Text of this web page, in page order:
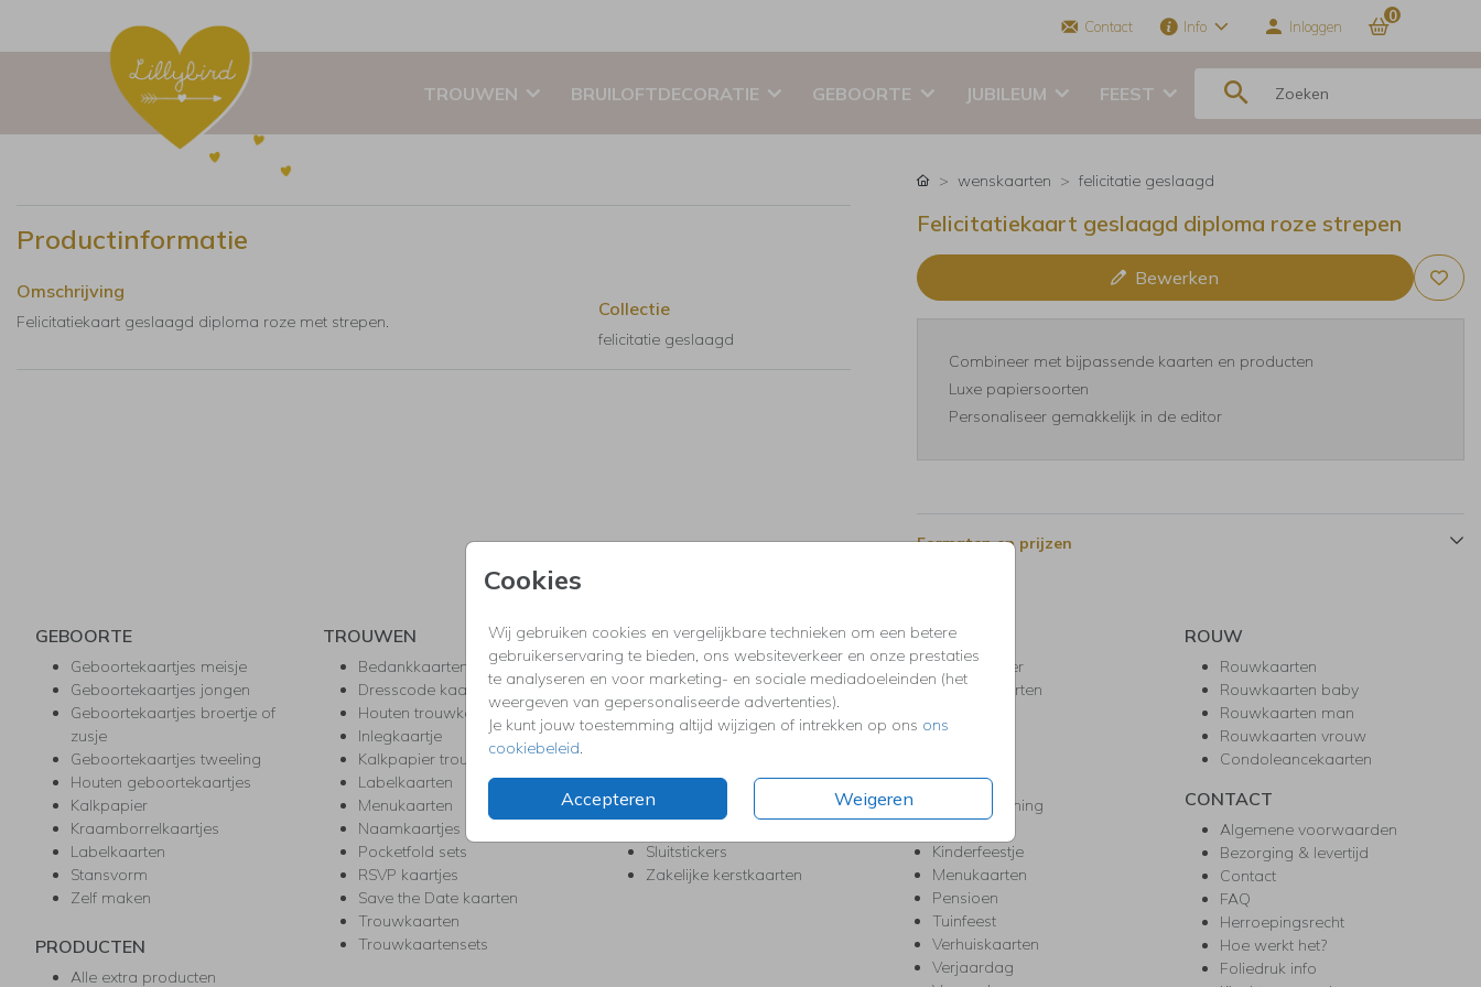
Contact Info Inloggen
0
TROUWEN BRUILOFTDECORATIE GEBOORTE JUBILEUM FEEST
Cookies
Wij gebruiken cookies en vergelijkbare technieken om een betere
gebruikerservaring te bieden, ons websiteverkeer en onze prestaties
te analyseren en voor marketing- en sociale mediadoeleinden (het
weergeven van gepersonaliseerde advertenties).
Je kunt jouw toestemming altijd wijzigen of intrekken op ons ons
cookiebeleid.
Accepteren Weigeren
Productinformatie
Omschrijving
Felicitatiekaart geslaagd diploma roze met strepen.
Collectie
felicitatie geslaagd
wenskaarten felicitatie geslaagd
Felicitatiekaart geslaagd diploma roze strepen
Bewerken
Combineer met bijpassende kaarten en producten
Luxe papiersoorten
Personaliseer gemakkelijk in de editor
Formaten en prijzen
GEBOORTE
Geboortekaartjes meisje
Geboortekaartjes jongen
Geboortekaartjes broertje of
zusje
Geboortekaartjes tweeling
Houten geboortekaartjes
Kalkpapier
Kraamborrelkaartjes
Labelkaarten
Stansvorm
Zelf maken
PRODUCTEN
Alle extra producten
TROUWEN
Bedankkaarten
Dresscode kaartjes
Houten trouwkaarten
Inlegkaartje
Kalkpapier trouwkaarten
Labelkaarten
Menukaarten
Naamkaartjes
Pocketfold sets
RSVP kaartjes
Save the Date kaarten
Trouwkaarten
Trouwkaartensets
KERST
Kerstkaarten
Kerstborrel uitnodigingen
Kerstdiner uitnodigingen
Kerstmenukaarten
Kerst-verhuiskaarten
Nieuwjaarskaarten
Sluitstickers
Zakelijke kerstkaarten
FEEST
Babyshower
Bedankkaarten
Doopsel
High Tea
Housewarming
Kinderfeestje
Menukaarten
Pensioen
Tuinfeest
Verhuiskaarten
Verjaardag
ROUW
Rouwkaarten
Rouwkaarten baby
Rouwkaarten man
Rouwkaarten vrouw
Condoleancekaarten
CONTACT
Algemene voorwaarden
Bezorging & levertijd
Contact
FAQ
Herroepingsrecht
Hoe werkt het?
Foliedruk info